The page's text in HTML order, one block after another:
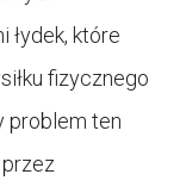
które
fizycznego
problem ten